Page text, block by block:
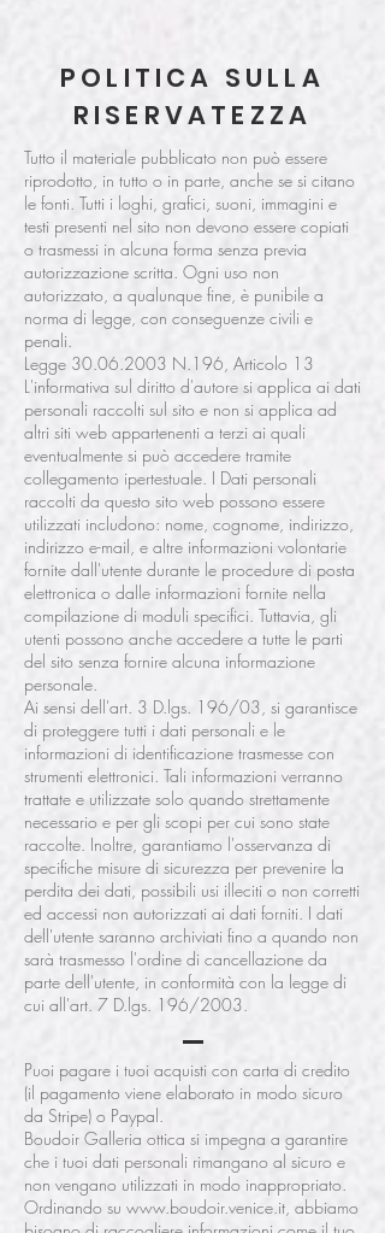
POLITICA SULLA
RISERVATEZZA
Tutto il materiale pubblicato non può essere
riprodotto, in tutto o in parte, anche se si citano
le fonti. Tutti i loghi, grafici, suoni, immagini e
testi presenti nel sito non devono essere copiati
o trasmessi in alcuna forma senza previa
autorizzazione scritta. Ogni uso non
autorizzato, a qualunque fine, è punibile a
norma di legge, con conseguenze civili e
penali.
Legge 30.06.2003 N.196, Articolo 13
L'informativa sul diritto d'autore si applica ai dati
personali raccolti sul sito e non si applica ad
altri siti web appartenenti a terzi ai quali
eventualmente si può accedere tramite
collegamento ipertestuale. I Dati personali
raccolti da questo sito web possono essere
utilizzati includono: nome, cognome, indirizzo,
indirizzo e-mail, e altre informazioni volontarie
fornite dall'utente durante le procedure di posta
elettronica o dalle informazioni fornite nella
compilazione di moduli specifici. Tuttavia, gli
utenti possono anche accedere a tutte le parti
del sito senza fornire alcuna informazione
personale.
Ai sensi dell'art. 3 D.lgs. 196/03, si garantisce
di proteggere tutti i dati personali e le
informazioni di identificazione trasmesse con
strumenti elettronici. Tali informazioni verranno
trattate e utilizzate solo quando strettamente
necessario e per gli scopi per cui sono state
raccolte. Inoltre, garantiamo l'osservanza di
specifiche misure di sicurezza per prevenire la
perdita dei dati, possibili usi illeciti o non corretti
ed accessi non autorizzati ai dati forniti. I dati
dell'utente saranno archiviati fino a quando non
sarà trasmesso l'ordine di cancellazione da
parte dell'utente, in conformità con la legge di
cui all'art. 7 D.lgs. 196/2003.
Puoi pagare i tuoi acquisti con carta di credito
(il pagamento viene elaborato in modo sicuro
da Stripe) o Paypal.
Boudoir Galleria ottica si impegna a garantire
che i tuoi dati personali rimangano al sicuro e
non vengano utilizzati in modo inappropriato.
Ordinando su www.boudoir.venice.it, abbiamo